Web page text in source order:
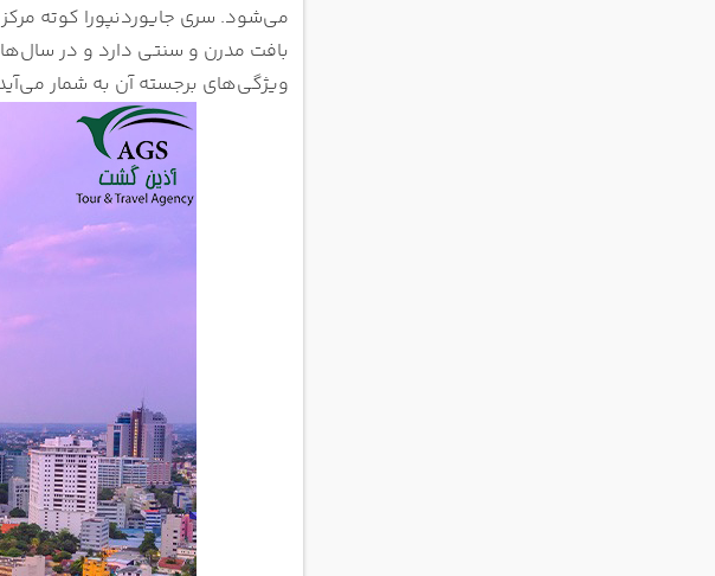
می‌شود. سری جایوردنپورا کوته
بافت مدرن و سنتی دارد و در
ویژگی‌های برجسته آن به شمار